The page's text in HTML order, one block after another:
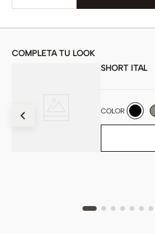
COMPLETA TU LOOK
SHORT ITAL
COLOR